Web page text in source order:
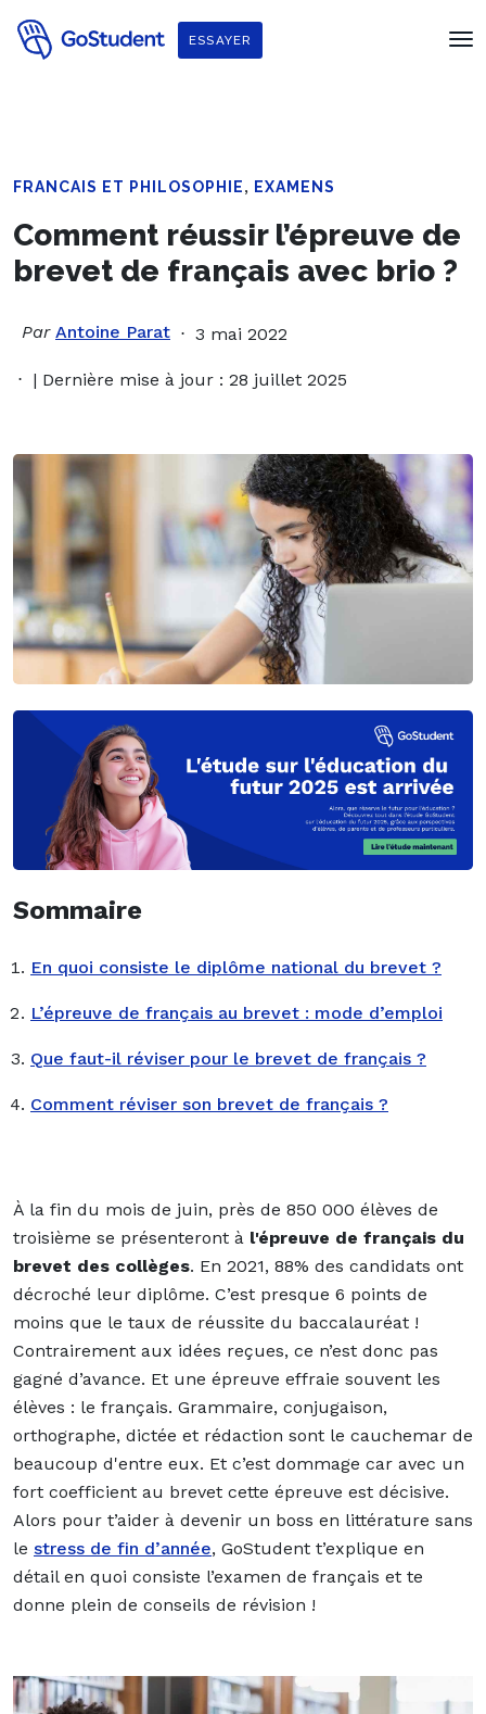
ESSAYER
FRANCAIS ET PHILOSOPHIE, EXAMENS
Comment réussir l’épreuve de
brevet de français avec brio ?
Par Antoine Parat 3 mai 2022
| Dernière mise à jour : 28 juillet 2025
Sommaire
En quoi consiste le diplôme national du brevet ?
L’épreuve de français au brevet : mode d’emploi
Que faut-il réviser pour le brevet de français ?
Comment réviser son brevet de français ?
À la fin du mois de juin, près de 850 000 élèves de
troisième se présenteront à l'épreuve de français du
brevet des collèges. En 2021, 88% des candidats ont
décroché leur diplôme. C’est presque 6 points de
moins que le taux de réussite du baccalauréat !
Contrairement aux idées reçues, ce n’est donc pas
gagné d’avance. Et une épreuve effraie souvent les
élèves : le français. Grammaire, conjugaison,
orthographe, dictée et rédaction sont le cauchemar de
beaucoup d'entre eux. Et c’est dommage car avec un
fort coefficient au brevet cette épreuve est décisive.
Alors pour t’aider à devenir un boss en littérature sans
le stress de fin d’année, GoStudent t’explique en
détail en quoi consiste l’examen de français et te
donne plein de conseils de révision !